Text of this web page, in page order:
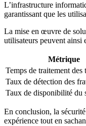
L’infrastructure
garantissant que les
La mise en œuvre de
utilisateurs peuvent ainsi
Métrique
Temps de traitement des
Taux de détection des
Taux de disponibilité du
En conclusion, la
expérience tout en